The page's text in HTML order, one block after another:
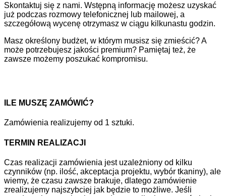
Skontaktuj się z nami. Wstępną informację możesz uzyskać
już podczas rozmowy telefonicznej lub mailowej, a
szczegółową wycenę otrzymasz w ciągu kilkunastu godzin.
Masz określony budżet, w którym musisz się zmieścić? A
może potrzebujesz jakości premium? Pamiętaj też, że
zawsze możemy poszukać kompromisu.
ILE MUSZĘ ZAMÓWIĆ?
Zamówienia realizujemy od 1 sztuki.
TERMIN REALIZACJI
Czas realizacji zamówienia jest uzależniony od kilku
czynników (np. ilość, akceptacja projektu, wybór tkaniny), ale
wiemy, że czasu zawsze brakuje, dlatego zamówienie
zrealizujemy najszybciej jak będzie to możliwe. Jeśli